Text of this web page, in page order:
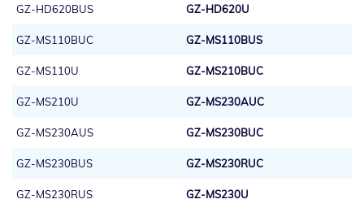
GZ-HD620BUS GZ-HD620U
GZ-MS110BUC GZ-MS110BUS
GZ-MS110U GZ-MS210BUC
GZ-MS210U GZ-MS230AUC
GZ-MS230AUS GZ-MS230BUC
GZ-MS230BUS GZ-MS230RUC
GZ-MS230RUS GZ-MS230U